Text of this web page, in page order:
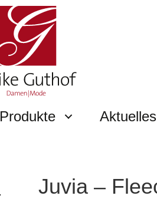
Produkte Aktuelles
Juvia –